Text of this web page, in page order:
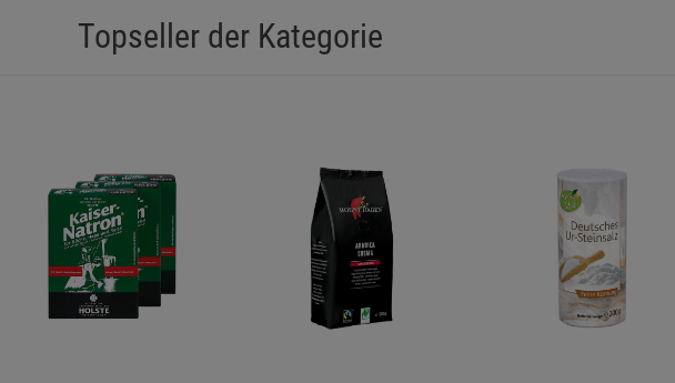
Topseller der Kategorie
Statistik Cookies (2)
Beschreibung Statistik Cookies
Marketing Cookies (3)
Beschreibung Marketing Cookies
Cookie-Informationen anzeigen
Datenschutzerklärung